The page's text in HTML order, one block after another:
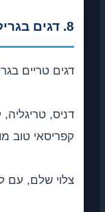
8. דגים בגריל – הפשטות המושלמת
דגים טריים
דניס,
קפריסאי טוב
צלוי שלם, עם